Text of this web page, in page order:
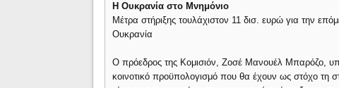
Η Ουκρανία στο Μνημόνιο
Μέτρα στήριξης τουλάχιστον 11 δισ. ευρώ για την
Ουκρανία
Ο πρόεδρος της Κομισιόν, Ζοσέ Μανουέλ Μπαρόζο,
κοινοτικό προϋπολογισμό που θα έχουν ως στόχο τη